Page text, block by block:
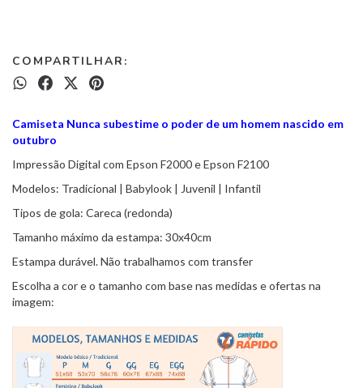
COMPARTILHAR:
Camiseta Nunca subestime o poder de um homem nascido em
outubro
Impressão Digital com Epson F2000 e Epson F2100
Modelos: Tradicional | Babylook | Juvenil | Infantil
Tipos de gola: Careca (redonda)
Tamanho máximo da estampa: 30x40cm
Estampa durável. Não trabalhamos com transfer
Escolha a cor e o tamanho com base nas medidas e ofertas na
imagem: